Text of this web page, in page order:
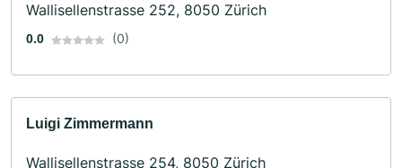
Wallisellenstrasse 252, 8050 Zürich
0.0 (0)
Luigi Zimmermann
Wallisellenstrasse 254, 8050 Zürich